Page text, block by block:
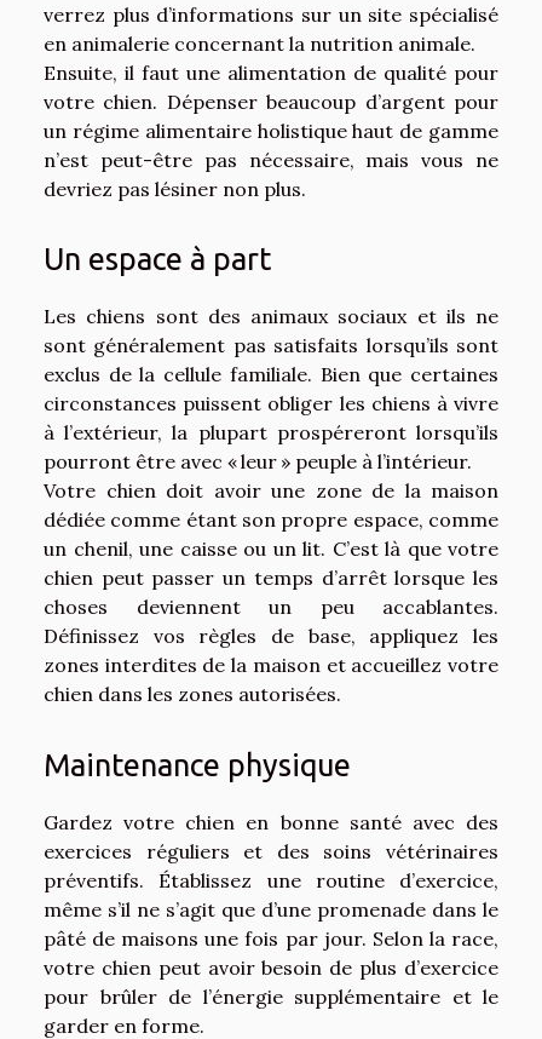
verrez plus d’informations sur un site spécialisé
en animalerie concernant la nutrition animale.
Ensuite, il faut une alimentation de qualité pour
votre chien. Dépenser beaucoup d’argent pour
un régime alimentaire holistique haut de gamme
n’est peut-être pas nécessaire, mais vous ne
devriez pas lésiner non plus.
Un espace à part
Les chiens sont des animaux sociaux et ils ne
sont généralement pas satisfaits lorsqu’ils sont
exclus de la cellule familiale. Bien que certaines
circonstances puissent obliger les chiens à vivre
à l’extérieur, la plupart prospéreront lorsqu’ils
pourront être avec « leur » peuple à l’intérieur.
Votre chien doit avoir une zone de la maison
dédiée comme étant son propre espace, comme
un chenil, une caisse ou un lit. C’est là que votre
chien peut passer un temps d’arrêt lorsque les
choses deviennent un peu accablantes.
Définissez vos règles de base, appliquez les
zones interdites de la maison et accueillez votre
chien dans les zones autorisées.
Maintenance physique
Gardez votre chien en bonne santé avec des
exercices réguliers et des soins vétérinaires
préventifs. Établissez une routine d’exercice,
même s’il ne s’agit que d’une promenade dans le
pâté de maisons une fois par jour. Selon la race,
votre chien peut avoir besoin de plus d’exercice
pour brûler de l’énergie supplémentaire et le
garder en forme.